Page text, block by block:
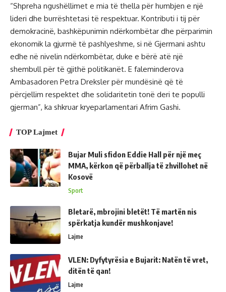
“Shpreha ngushëllimet e mia të thella për humbjen e një
lideri dhe burrështetasi të respektuar. Kontributi i tij për
demokracinë, bashkëpunimin ndërkombëtar dhe përparimin
ekonomik la gjurmë të pashlyeshme, si në Gjermani ashtu
edhe në nivelin ndërkombëtar, duke e bërë atë një
shembull për të gjithë politikanët. E faleminderova
Ambasadoren Petra Dreksler për mundësinë që të
përcjellim respektet dhe solidaritetin tonë deri te populli
gjerman”, ka shkruar kryeparlamentari Afrim Gashi.
TOP Lajmet
Bujar Muli sfidon Eddie Hall për një meç
MMA, kërkon që përballja të zhvillohet në
Kosovë
Sport
Bletarë, mbrojini bletët! Të martën nis
spërkatja kundër mushkonjave!
Lajme
VLEN: Dyfytyrësia e Bujarit: Natën të vret,
ditën të qan!
Lajme